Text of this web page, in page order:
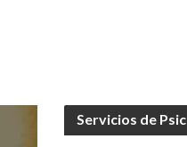
Servicios de